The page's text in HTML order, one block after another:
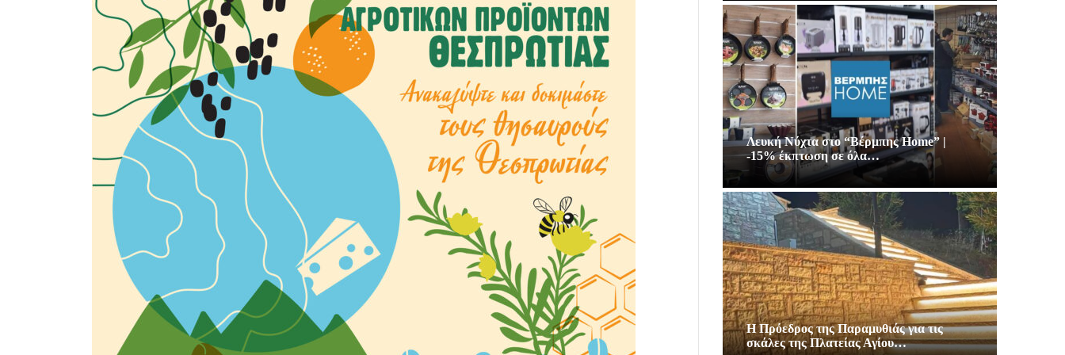
Λευκή Νύχτα στο “Βέρμπης Home” |
-15% έκπτωση σε όλα…
Η Πρόεδρος της Παραμυθιάς για τις
σκάλες της Πλατείας Αγίου…